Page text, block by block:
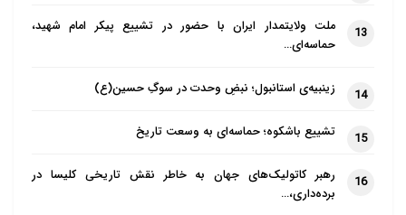
13
ملت ولایتمدار ایران با حضور در تشییع پیکر امام شهید،
حماسه‌ای…
14 زینبیه‌ی استانبول؛ نبضِ وحدت در سوگِ حسین(ع)
15 تشییع باشکوه؛ حماسه‌ای به وسعت تاریخ
16
رهبر کاتولیک‌های جهان به خاطر نقش تاریخی کلیسا در
برده‌داری،…